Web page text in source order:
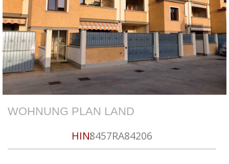
WOHNUNG PLAN LAND
HIN:8457RA84206